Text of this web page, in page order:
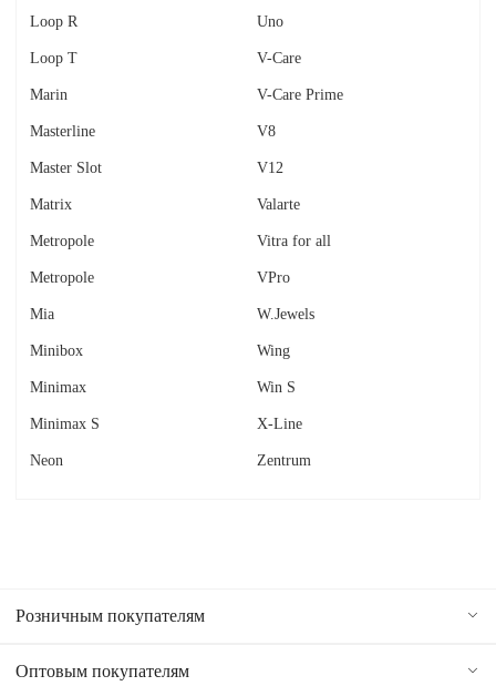
Loop R
Loop T
Marin
Masterline
Master Slot
Matrix
Metropole
Metropole
Mia
Minibox
Minimax
Minimax S
Neon
Uno
V-Care
V-Care Prime
V8
V12
Valarte
Vitra for all
VPro
W.Jewels
Wing
Win S
X-Line
Zentrum
Розничным покупателям
Оптовым покупателям